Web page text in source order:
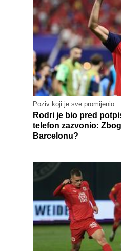
Poziv koji je sve promijenio
Rodri je bio pred
telefon zazvonio:
Barcelonu?